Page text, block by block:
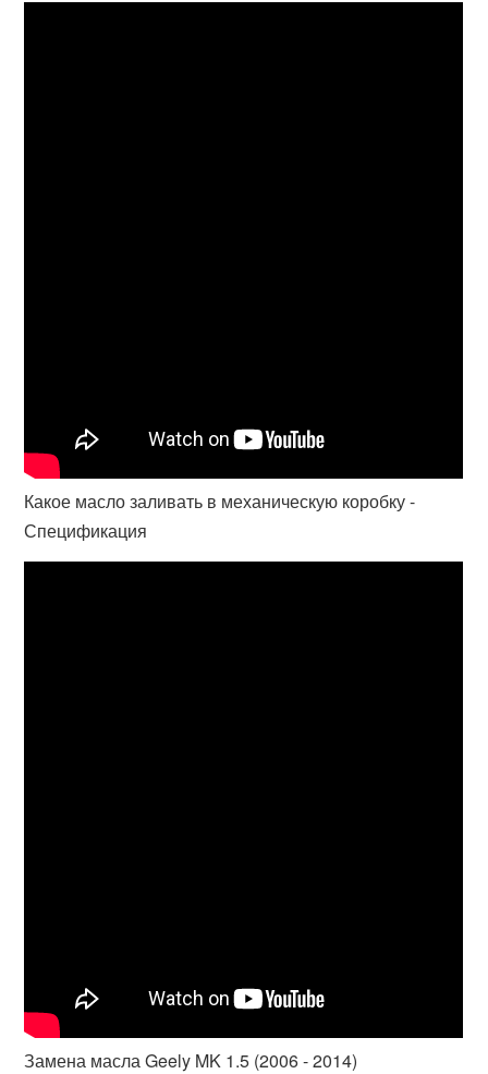
Какое масло заливать в механическую коробку -
Спецификация
Замена масла Geely MK 1.5 (2006 - 2014)